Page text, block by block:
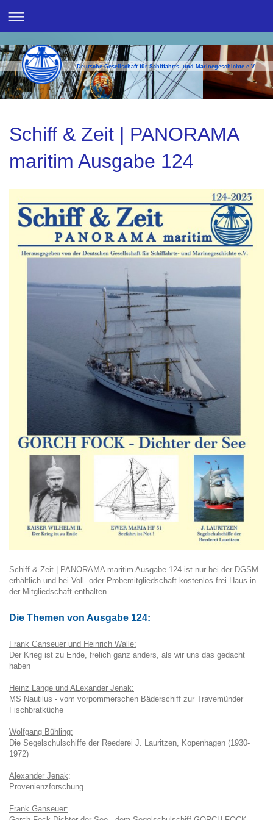
Deutsche Gesellschaft für Schiffahrts- und Marinegeschichte e.V.
Schiff & Zeit | PANORAMA
maritim Ausgabe 124
Schiff & Zeit | PANORAMA maritim Ausgabe 124 ist nur bei der DGSM
erhältlich und bei Voll- oder Probemitgliedschaft kostenlos frei Haus in
der Mitgliedschaft enthalten.
Die Themen von Ausgabe 124:
Frank Ganseuer und Heinrich Walle:
Der Krieg ist zu Ende, frelich ganz anders, als wir uns das gedacht
haben
Heinz Lange und ALexander Jenak:
MS Nautilus - vom vorpommerschen Bäderschiff zur Travemünder
Fischbratküche
Wolfgang Bühling:
Die Segelschulschiffe der Reederei J. Lauritzen, Kopenhagen (1930-
1972)
Alexander Jenak:
Provenienzforschung
Frank Ganseuer: